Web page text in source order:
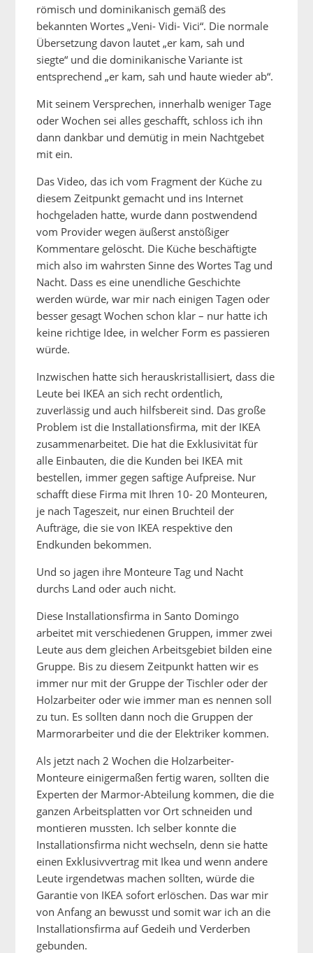
römisch und dominikanisch gemäß des
bekannten Wortes „Veni- Vidi- Vici“. Die normale
Übersetzung davon lautet „er kam, sah und
siegte“ und die dominikanische Variante ist
entsprechend „er kam, sah und haute wieder ab“.
Mit seinem Versprechen, innerhalb weniger Tage
oder Wochen sei alles geschafft, schloss ich ihn
dann dankbar und demütig in mein Nachtgebet
mit ein.
Das Video, das ich vom Fragment der Küche zu
diesem Zeitpunkt gemacht und ins Internet
hochgeladen hatte, wurde dann postwendend
vom Provider wegen äußerst anstößiger
Kommentare gelöscht. Die Küche beschäftigte
mich also im wahrsten Sinne des Wortes Tag und
Nacht. Dass es eine unendliche Geschichte
werden würde, war mir nach einigen Tagen oder
besser gesagt Wochen schon klar – nur hatte ich
keine richtige Idee, in welcher Form es passieren
würde.
Inzwischen hatte sich herauskristallisiert, dass die
Leute bei IKEA an sich recht ordentlich,
zuverlässig und auch hilfsbereit sind. Das große
Problem ist die Installationsfirma, mit der IKEA
zusammenarbeitet. Die hat die Exklusivität für
alle Einbauten, die die Kunden bei IKEA mit
bestellen, immer gegen saftige Aufpreise. Nur
schafft diese Firma mit Ihren 10- 20 Monteuren,
je nach Tageszeit, nur einen Bruchteil der
Aufträge, die sie von IKEA respektive den
Endkunden bekommen.
Und so jagen ihre Monteure Tag und Nacht
durchs Land oder auch nicht.
Diese Installationsfirma in Santo Domingo
arbeitet mit verschiedenen Gruppen, immer zwei
Leute aus dem gleichen Arbeitsgebiet bilden eine
Gruppe. Bis zu diesem Zeitpunkt hatten wir es
immer nur mit der Gruppe der Tischler oder der
Holzarbeiter oder wie immer man es nennen soll
zu tun. Es sollten dann noch die Gruppen der
Marmorarbeiter und die der Elektriker kommen.
Als jetzt nach 2 Wochen die Holzarbeiter-
Monteure einigermaßen fertig waren, sollten die
Experten der Marmor-Abteilung kommen, die die
ganzen Arbeitsplatten vor Ort schneiden und
montieren mussten. Ich selber konnte die
Installationsfirma nicht wechseln, denn sie hatte
einen Exklusivvertrag mit Ikea und wenn andere
Leute irgendetwas machen sollten, würde die
Garantie von IKEA sofort erlöschen. Das war mir
von Anfang an bewusst und somit war ich an die
Installationsfirma auf Gedeih und Verderben
gebunden.